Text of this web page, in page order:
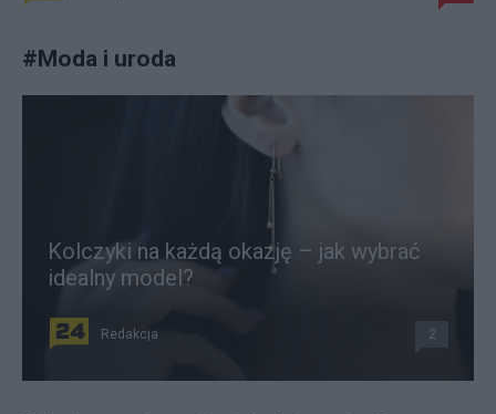
#Moda i uroda
Kolczyki na każdą okazję – jak wybrać
idealny model?
Redakcja 2